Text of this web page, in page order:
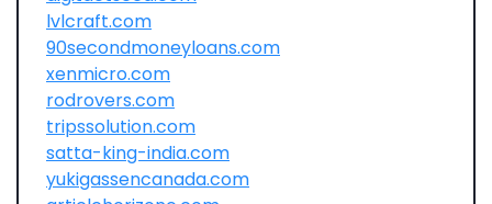
lvlcraft.com
90secondmoneyloans.com
xenmicro.com
rodrovers.com
tripssolution.com
satta-king-india.com
yukigassencanada.com